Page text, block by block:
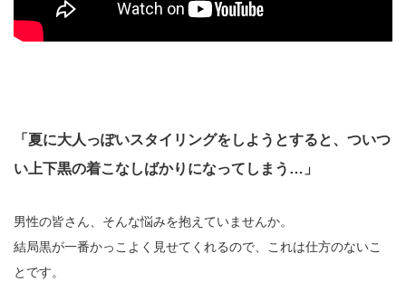
「夏に大人っぽいスタイリングをしようとすると、ついつ
い上下黒の着こなしばかりになってしまう…」
男性の皆さん、そんな悩みを抱えていませんか。
結局黒が一番かっこよく見せてくれるので、これは仕方のないこ
とです。